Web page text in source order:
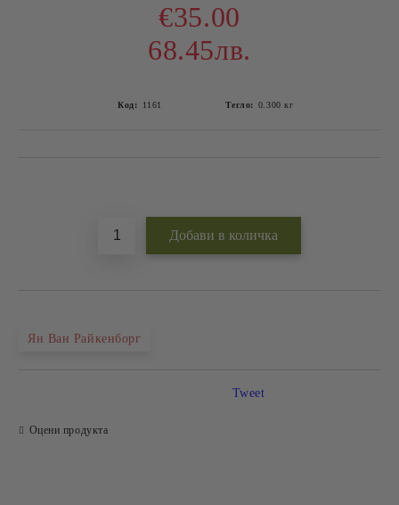
€35.00
68.45лв.
Код: 1161 Тегло: 0.300 кг
Ян Ван Райкенборг
Оцени продукта
Tweet